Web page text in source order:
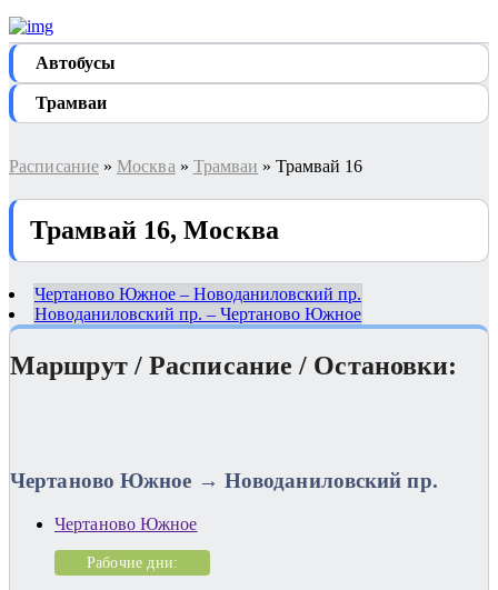
Автобуcы
Трамваи
Расписание » Москва » Трамваи » Трамвай 16
Трамвай 16, Москва
Чертаново Южное – Новоданиловский пр.
Новоданиловский пр. – Чертаново Южное
Маршрут / Расписание / Остановки:
Чертаново Южное → Новоданиловский пр.
Чертаново Южное
Рабочие дни: